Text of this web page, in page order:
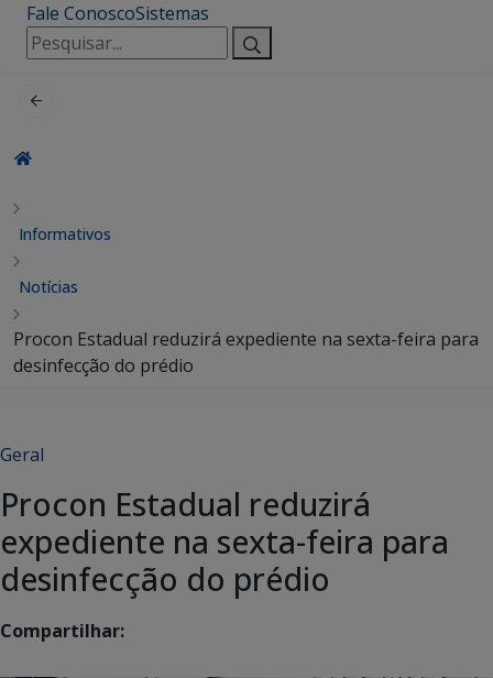
Fale ConoscoSistemas
Pesquisar
por:
Informativos
Notícias
Procon Estadual reduzirá expediente na sexta-feira para
desinfecção do prédio
Geral
Procon Estadual reduzirá
expediente na sexta-feira para
desinfecção do prédio
Compartilhar: